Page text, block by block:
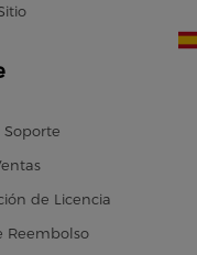
de Licencia
Reembolso